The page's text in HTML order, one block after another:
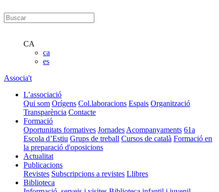
CA
ca
es
Associa't
L’associació
Qui som Orígens Col.laboracions Espais Organització
Transparència Contacte
Formació
Oportunitats formatives Jornades Acompanyaments 61a
Escola d’Estiu Grups de treball Cursos de català Formació en
la preparació d'oposicions
Actualitat
Publicacions
Revistes Subscripcions a revistes Llibres
Biblioteca